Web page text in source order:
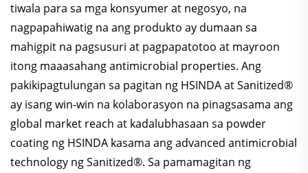
tiwala para sa mga konsyumer at negosyo, na
nagpapahiwatig na ang produkto ay dumaan sa
mahigpit na pagsusuri at pagpapatotoo at mayroon
itong maaasahang antimicrobial properties. Ang
pakikipagtulungan sa pagitan ng HSINDA at Sanitized®
ay isang win-win na kolaborasyon na pinagsasama ang
global market reach at kadalubhasaan sa powder
coating ng HSINDA kasama ang advanced antimicrobial
technology ng Sanitized®. Sa pamamagitan ng